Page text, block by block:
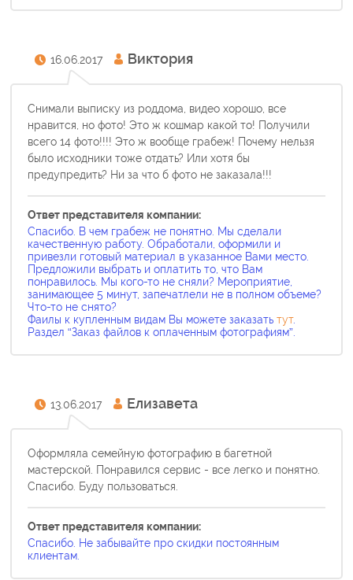
16.06.2017 Виктория
Снимали выписку из роддома, видео хорошо, все
нравится, но фото! Это ж кошмар какой то! Получили
всего 14 фото!!!! Это ж вообще грабеж! Почему нельзя
было исходники тоже отдать? Или хотя бы
предупредить? Ни за что б фото не заказала!!!
Ответ представителя компании:
Спасибо. В чем грабеж не понятно. Мы сделали
качественную работу. Обработали, оформили и
привезли готовый материал в указанное Вами место.
Предложили выбрать и оплатить то, что Вам
понравилось. Мы кого-то не сняли? Мероприятие,
занимающее 5 минут, запечатлели не в полном объеме?
Что-то не снято?
Фаилы к купленным видам Вы можете заказатьтут.
Раздел “Заказ файлов к оплаченным фотографиям”.
13.06.2017 Елизавета
Оформляла семейную фотографию в багетной
мастерской. Понравился сервис - все легко и понятно.
Спасибо. Буду пользоваться.
Ответ представителя компании:
Спасибо. Не забывайте про скидки постоянным
клиентам.